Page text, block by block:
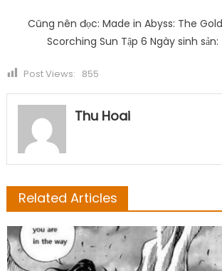
Cũng nên đọc: Made in Abyss: The
Scorching Sun Tập 6 Ngày sinh sản:
Post Views: 855
Thu Hoai
Related Articles